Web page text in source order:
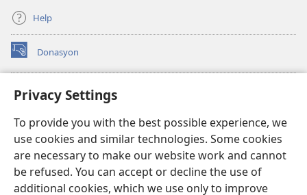
Privacy Settings
To provide you with the best possible experience, we
use cookies and similar technologies. Some cookies
are necessary to make our website work and cannot
be refused. You can accept or decline the use of
additional cookies, which we use only to improve
Help
Donasyon
(opens
new
Watchtower ONLINE LIBRARY™
(opens
window)JW Hub
(opens
new
window)JW Library
Watchtower Library